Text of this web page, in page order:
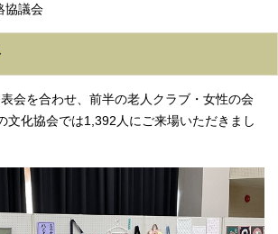
協議会
会を合わせ、前半の老人クラブ・女性の会
文化協会では1,392人にご来場いただきまし